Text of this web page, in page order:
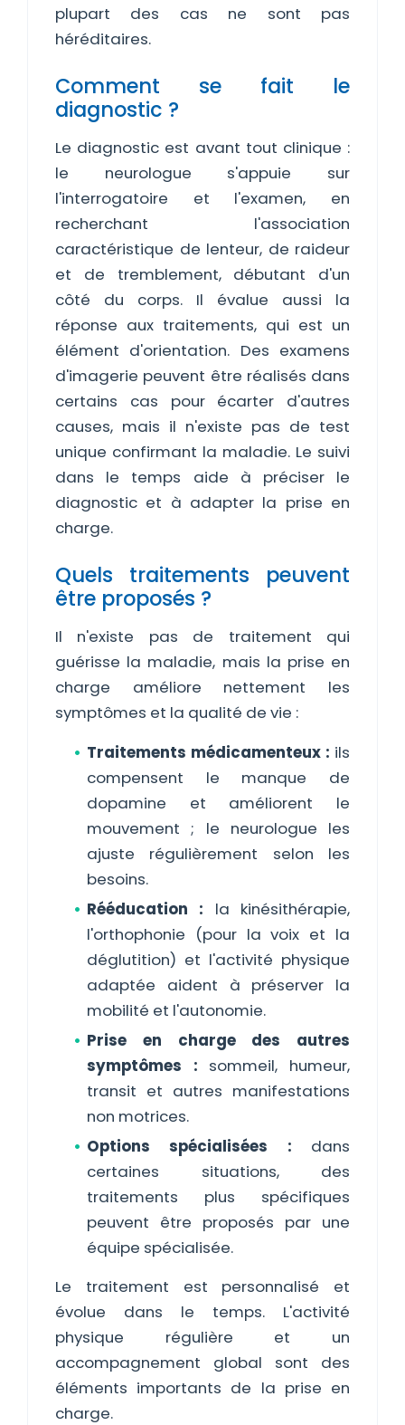
plupart des cas ne sont pas
héréditaires.
Comment se fait le
diagnostic ?
Le diagnostic est avant tout clinique :
le neurologue s'appuie sur
l'interrogatoire et l'examen, en
recherchant l'association
caractéristique de lenteur, de raideur
et de tremblement, débutant d'un
côté du corps. Il évalue aussi la
réponse aux traitements, qui est un
élément d'orientation. Des examens
d'imagerie peuvent être réalisés dans
certains cas pour écarter d'autres
causes, mais il n'existe pas de test
unique confirmant la maladie. Le suivi
dans le temps aide à préciser le
diagnostic et à adapter la prise en
charge.
Quels traitements peuvent
être proposés ?
Il n'existe pas de traitement qui
guérisse la maladie, mais la prise en
charge améliore nettement les
symptômes et la qualité de vie :
Traitements médicamenteux : ils
compensent le manque de
dopamine et améliorent le
mouvement ; le neurologue les
ajuste régulièrement selon les
besoins.
Rééducation : la kinésithérapie,
l'orthophonie (pour la voix et la
déglutition) et l'activité physique
adaptée aident à préserver la
mobilité et l'autonomie.
Prise en charge des autres
symptômes : sommeil, humeur,
transit et autres manifestations
non motrices.
Options spécialisées : dans
certaines situations, des
traitements plus spécifiques
peuvent être proposés par une
équipe spécialisée.
Le traitement est personnalisé et
évolue dans le temps. L'activité
physique régulière et un
accompagnement global sont des
éléments importants de la prise en
charge.